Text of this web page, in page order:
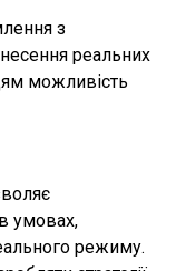
з
реальних
можливість
умовах,
режиму.